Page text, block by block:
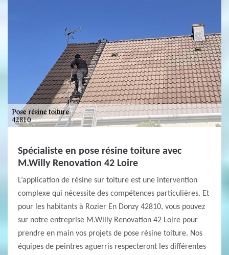
Spécialiste en pose résine toiture avec
M.Willy Renovation 42 Loire
L’application de résine sur toiture est une intervention
complexe qui nécessite des compétences particulières. Et
pour les habitants à Rozier En Donzy 42810, vous pouvez
sur notre entreprise M.Willy Renovation 42 Loire pour
prendre en main vos projets de pose résine toiture. Nos
équipes de peintres aguerris respecteront les différentes